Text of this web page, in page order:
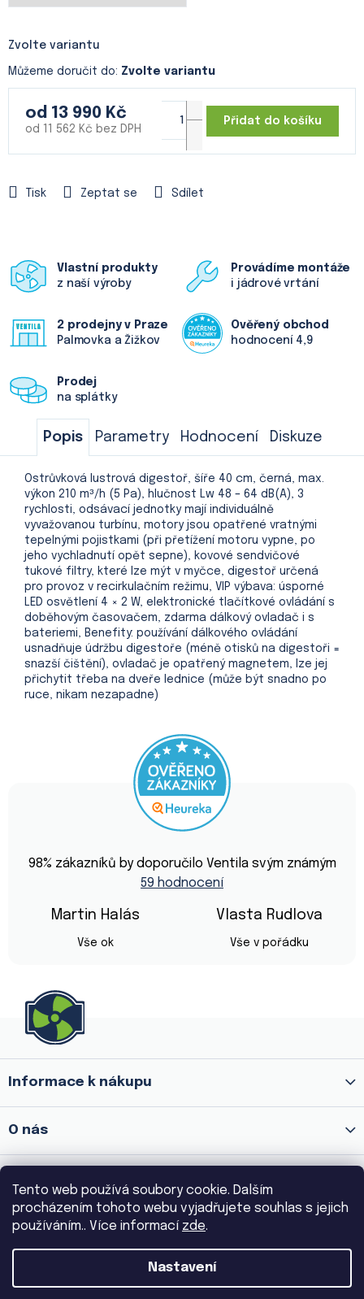
Tento web používá soubory cookie. Dalším
procházením tohoto webu vyjadřujete souhlas s jejich
používáním.. Více informací zde.
Nastavení
Tisk Zeptat se Sdílet
Můžeme doručit do: Zvolte variantu
Zvolte variantu
od 13 990 Kč
od 11 562 Kč bez DPH
Přidat do košíku
Vlastní produkty
z naší výroby
Provádíme montáže
i jádrové vrtání
2 prodejny v Praze
Palmovka a Žižkov
Ověřený obchod
hodnocení 4,9
Prodej
na splátky
Popis Parametry Hodnocení Diskuze
Ostrůvková lustrová digestoř, šíře 40 cm, černá, max.
výkon 210 m³/h (5 Pa), hlučnost Lw 48 – 64 dB(A), 3
rychlosti, odsávací jednotky mají individuálně
vyvažovanou turbínu, motory jsou opatřené vratnými
tepelnými pojistkami (při přetížení motoru vypne, po
jeho vychladnutí opět sepne), kovové sendvičové
tukové filtry, které lze mýt v myčce, digestoř určená
pro provoz v recirkulačním režimu, VIP výbava: úsporné
LED osvětlení 4 × 2 W, elektronické tlačítkové ovládání s
doběhovým časovačem, zdarma dálkový ovladač i s
bateriemi, Benefity: používání dálkového ovládání
usnadňuje údržbu digestoře (méně otisků na digestoři =
snazší čištění), ovladač je opatřený magnetem, lze jej
přichytit třeba na dveře lednice (může být snadno po
ruce, nikam nezapadne)
hodnocení
obchodu
je
hvězdiček.
98% zákazníků by doporučilo Ventila svým známým
59 hodnocení
Martin Halás
Vše ok
Vlasta Rudlova
Vše v pořádku
p
aInformace k nákupu
O nás
Prodejna Praha 3 - Žižkov
VENTILA.CZ . Všechna práva vyhrazena.